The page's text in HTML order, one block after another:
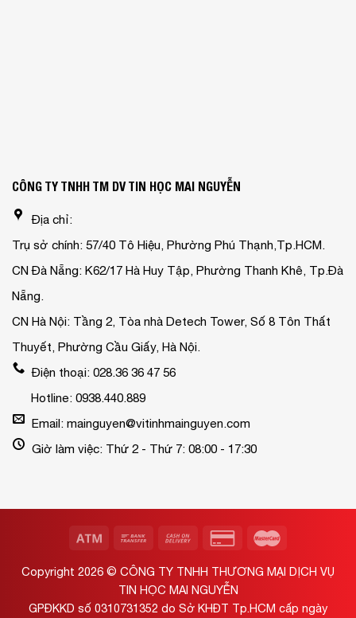
CÔNG TY TNHH TM DV TIN HỌC MAI NGUYỄN
Địa chỉ:
Trụ sở chính: 57/40 Tô Hiệu, Phường Phú Thạnh,Tp.HCM.
CN Đà Nẵng: K62/17 Hà Huy Tập, Phường Thanh Khê, Tp.Đà
Nẵng.
CN Hà Nội: Tầng 2, Tòa nhà Detech Tower, Số 8 Tôn Thất
Thuyết, Phường Cầu Giấy, Hà Nội.
Điện thoại: 028.36 36 47 56
Hotline: 0938.440.889
Email: mainguyen@vitinhmainguyen.com
Giờ làm việc: Thứ 2 - Thứ 7: 08:00 - 17:30
Copyright 2026 © CÔNG TY TNHH THƯƠNG MẠI DỊCH VỤ
TIN HỌC MAI NGUYỄN
GPĐKKD số 0310731352 do Sở KHĐT Tp.HCM cấp ngày